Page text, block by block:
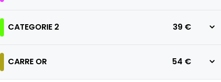
CATEGORIE 2 39 €
CARRE OR 54 €